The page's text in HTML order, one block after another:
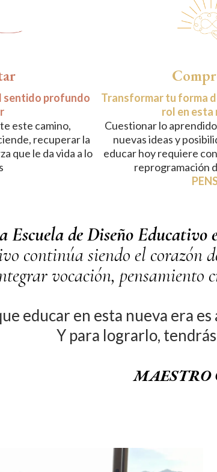
sentido profundo
este camino,
recuperar la
que le da vida a lo
Transformar tu forma
rol en esta
Cuestionar lo
nuevas ideas y
educar hoy requiere
reprogramación
Escuela de Diseño Educativo
continúa siendo el corazón
vocación, pensamiento
educar en esta nueva era
Y para lograrlo,
MAESTRO